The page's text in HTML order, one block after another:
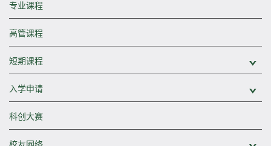
专业课程
高管课程
短期课程
入学申请
科创大赛